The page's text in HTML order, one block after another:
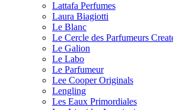
Lattafa Perfumes
Laura Biagiotti
Le Blanc
Le Cercle des Parfumeurs
Le Galion
Le Labo
Le Parfumeur
Lee Cooper Originals
Lengling
Les Eaux Primordiales